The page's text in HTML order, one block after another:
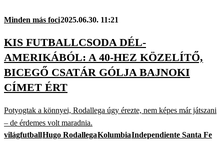
Minden más foci2025.06.30. 11:21
KIS FUTBALLCSODA DÉL-
AMERIKÁBÓL: A 40-HEZ KÖZELÍTŐ,
BICEGŐ CSATÁR GÓLJA BAJNOKI
CÍMET ÉRT
Potyogtak a könnyei, Rodallega úgy érezte, nem képes már játszani
– de érdemes volt maradnia.
világfutballHugo RodallegaKolumbiaIndependiente Santa Fe